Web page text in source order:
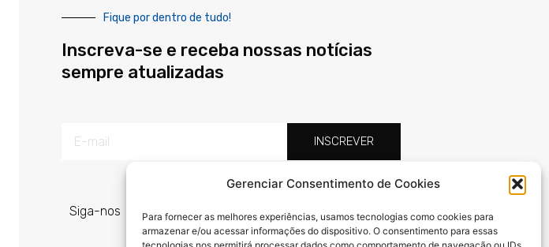
Gerenciar Consentimento de Cookies
Para fornecer as melhores experiências, usamos tecnologias como cookies para
armazenar e/ou acessar informações do dispositivo. O consentimento para essas
Fique por dentro de tudo!
Inscreva-se e receba nossas notícias
sempre atualizadas
INSCREVER
Siga-nos
a
c
e
-
t
w
n
s
t